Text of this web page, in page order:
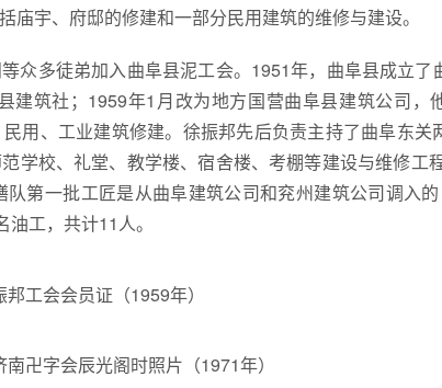
宇、府邸的修建和一部分民用建筑的维修与建设。
众多徒弟加入曲阜县泥工会。1951年，曲阜县成立了
建筑社；1959年1月改为地方国营曲阜县建筑公司，
用、工业建筑修建。徐振邦先后负责主持了曲阜东关
学校、礼堂、教学楼、宿舍楼、考棚等建设与维修工
第一批工匠是从曲阜建筑公司和兖州建筑公司调入
工，共计11人。
邦工会会员证（1959年）
南卍字会辰光阁时照片（1971年）